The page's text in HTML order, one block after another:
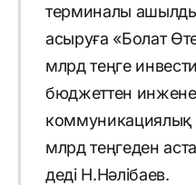
терминалы
асыруға «Болат
млрд теңге
бюджеттен
млрд теңгеден
деді Н.Нәлібаев.